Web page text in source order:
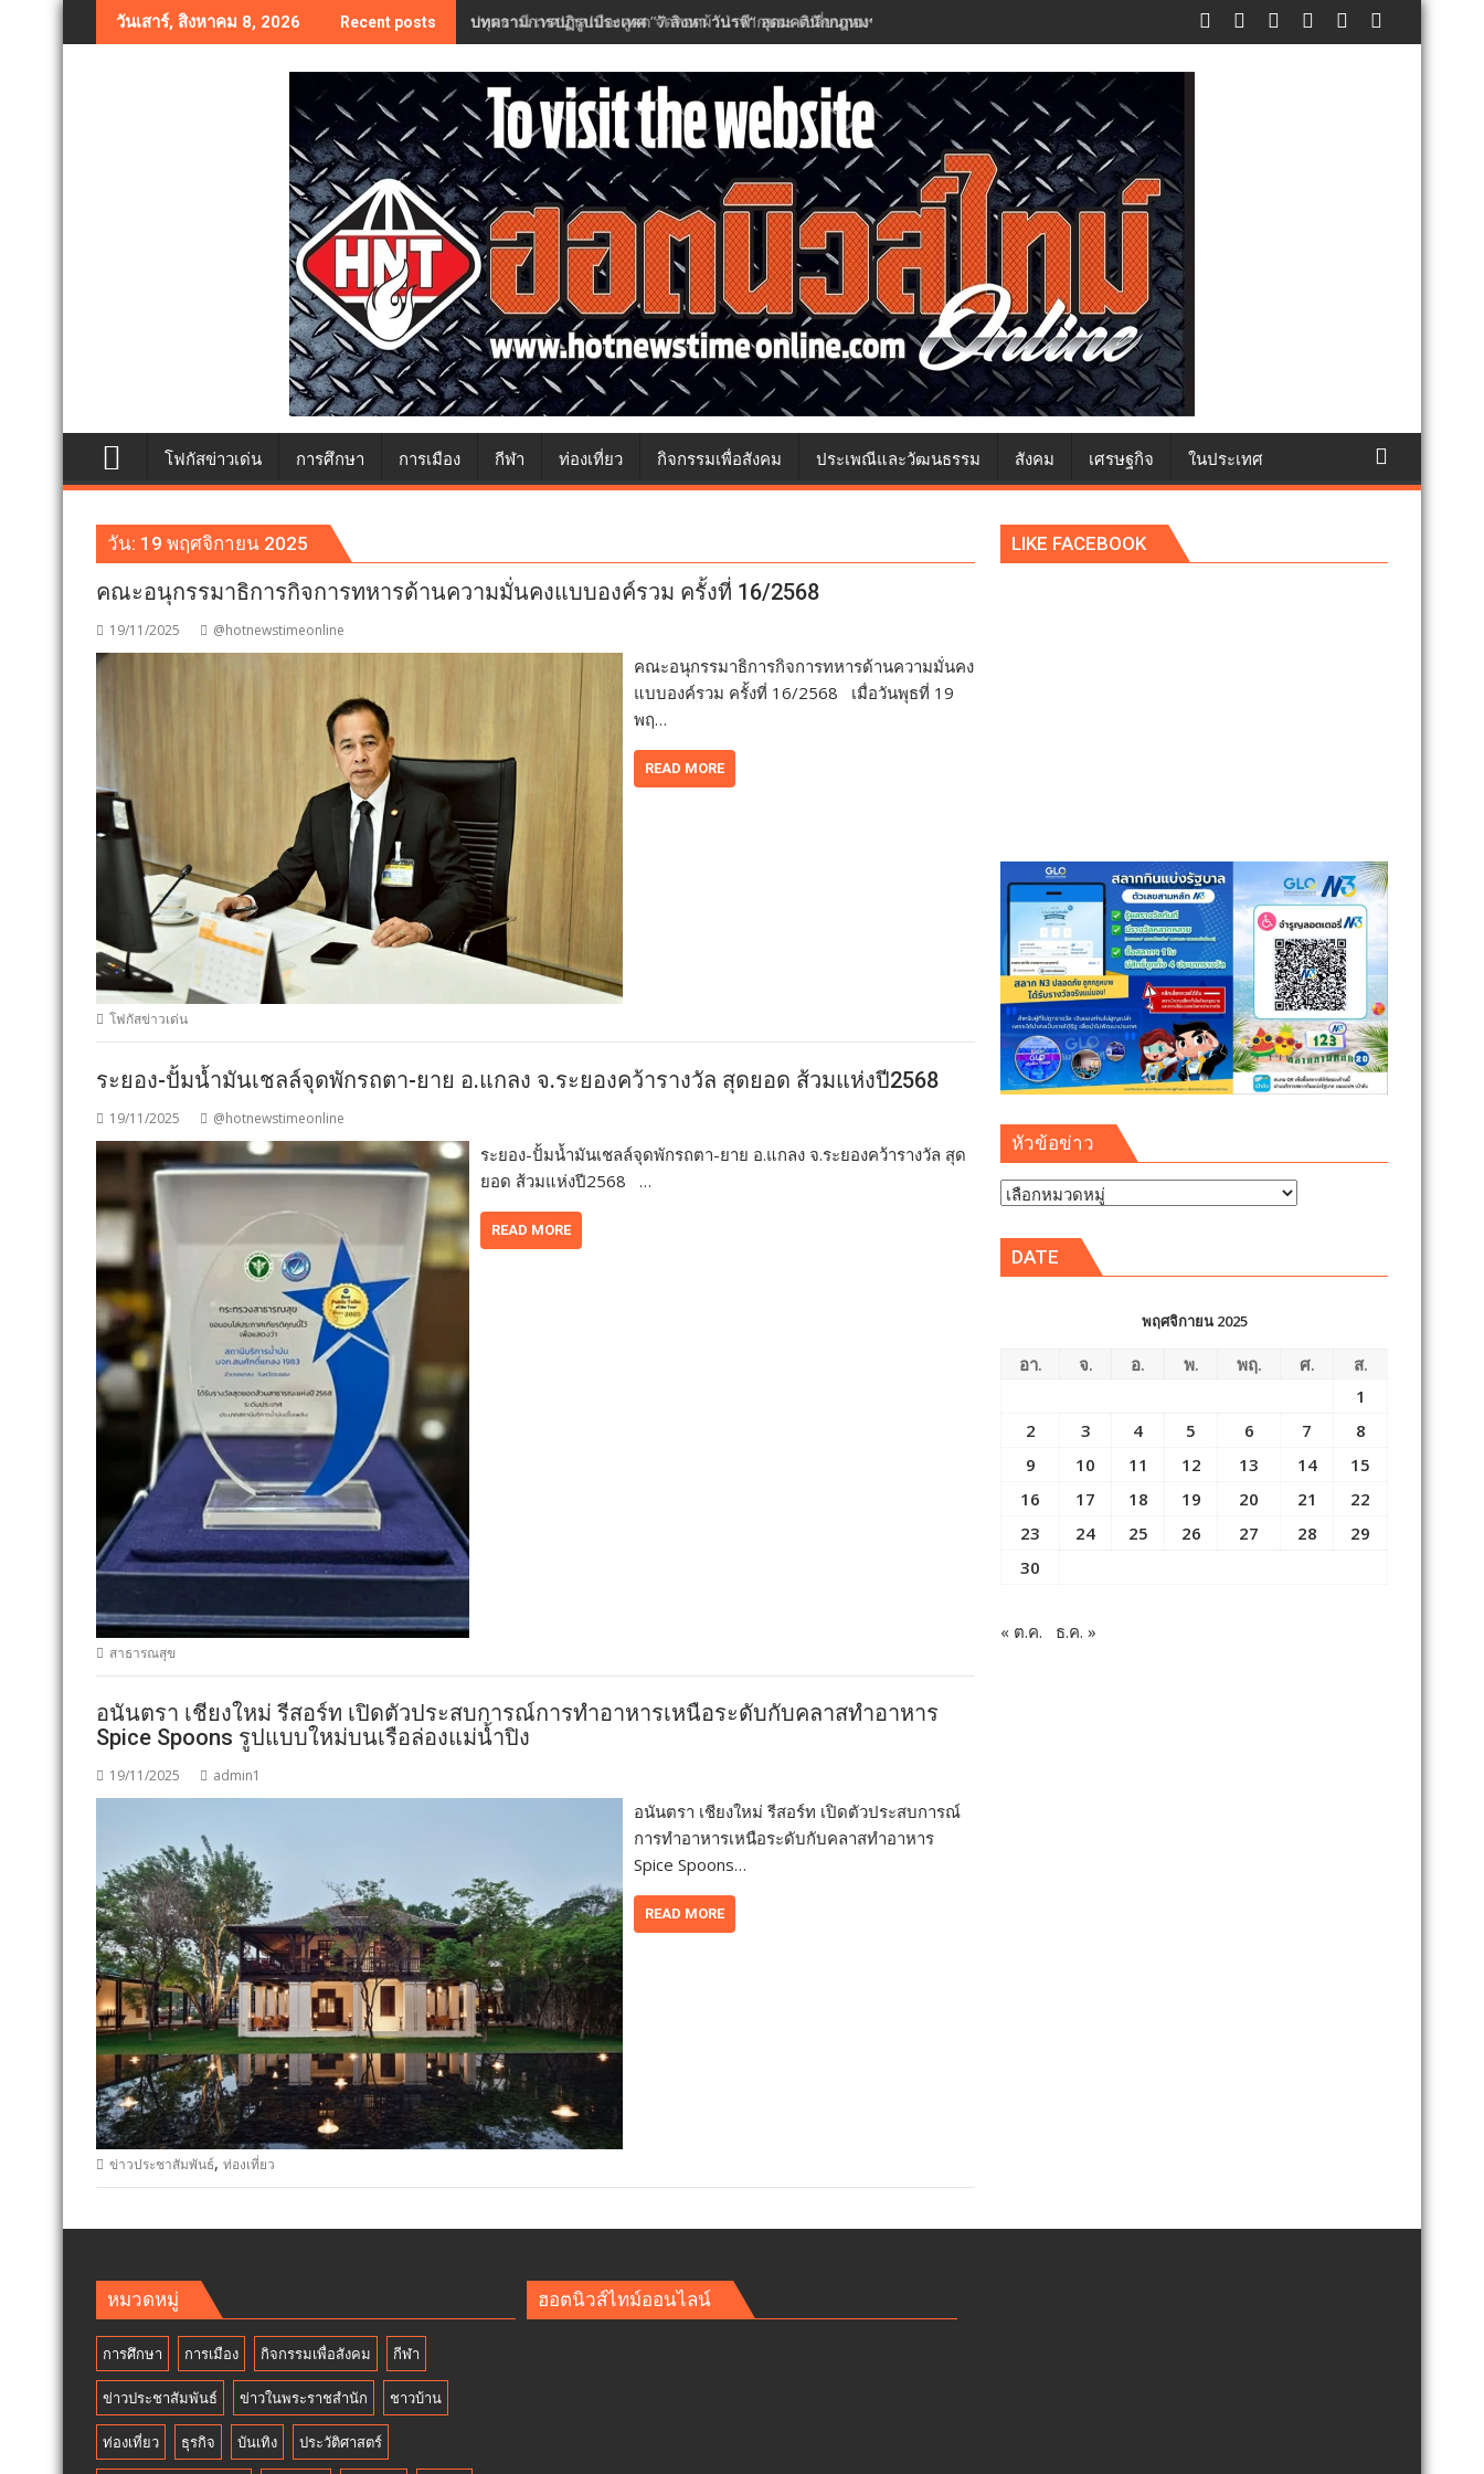
to
วันเสาร์, สิงหาคม 8, 2026 Recent posts บทความการปฏิรูปประเทศ ”7 สิงหา วันรพี“ อุดมคตินักกฎหมายภายใต้วิกฤติศรัทธา
โฟกัสข่าวเด่น การศึกษา การเมือง กีฬา ท่องเที่ยว กิจกรรมเพื่อสังคม ประเพณีและวัฒนธรรม สังคม เศรษฐกิจ ในประเทศ
วัน: 19 พฤศจิกายน 2025
คณะอนุกรรมาธิการกิจการทหารด้านความมั่นคงแบบองค์รวม ครั้งที่ 16/2568
19/11/2025 @hotnewstimeonline
คณะอนุกรรมาธิการกิจการทหารด้านความมั่นคง
แบบองค์รวม ครั้งที่ 16/2568 เมื่อวันพุธที่ 19
พฤ…
READ MORE
โฟกัสข่าวเด่น
ระยอง-ปั้มน้ำมันเชลล์จุดพักรถตา-ยาย อ.แกลง จ.ระยองคว้ารางวัล สุดยอด ส้วมแห่งปี2568
19/11/2025 @hotnewstimeonline
ระยอง-ปั้มน้ำมันเชลล์จุดพักรถตา-ยาย อ.แกลง จ.ระยองคว้ารางวัล สุด
ยอด ส้วมแห่งปี2568 …
READ MORE
สาธารณสุข
อนันตรา เชียงใหม่ รีสอร์ท เปิดตัวประสบการณ์การทำอาหารเหนือระดับกับคลาสทำอาหาร
Spice Spoons รูปแบบใหม่บนเรือล่องแม่น้ำปิง
19/11/2025 admin1
อนันตรา เชียงใหม่ รีสอร์ท เปิดตัวประสบการณ์
การทำอาหารเหนือระดับกับคลาสทำอาหาร
Spice Spoons…
READ MORE
ข่าวประชาสัมพันธ์, ท่องเที่ยว
LIKE FACEBOOK
หัวข้อข่าว
หัวข้อ
DATE
พฤศจิกายน 2025
อา. จ. อ. พ. พฤ. ศ.
ส.
1
2
3 4 5 6 7
8
9
10 11 12 13 14
15
16
17 18 19 20 21
22
23
24 25 26 27 28
29
30
« ต.ค. ธ.ค. »
หมวดหมู่
การศึกษา การเมือง กิจกรรมเพื่อสังคม กีฬา
ข่าวประชาสัมพันธ์ ข่าวในพระราชสำนัก ชาวบ้าน
ท่องเที่ยว ธุรกิจ บันเทิง ประวัติศาสตร์
ฮอตนิวส์ไทม์ออนไลน์